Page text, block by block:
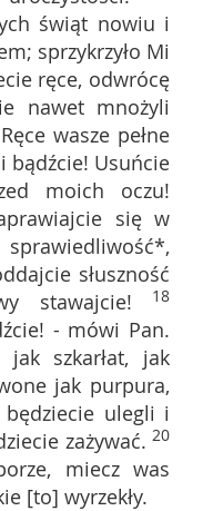
świąt nowiu i
sprzykrzyło Mi
ręce, odwrócę
nawet mnożyli
wasze pełne
bądźcie! Usuńcie
moich oczu!
się w
słuszność
stawajcie! 18
- mówi Pan.
jak szkarłat, jak
jak purpura,
będziecie ulegli i
zażywać. 20
miecz was
[to] wyrzekły.